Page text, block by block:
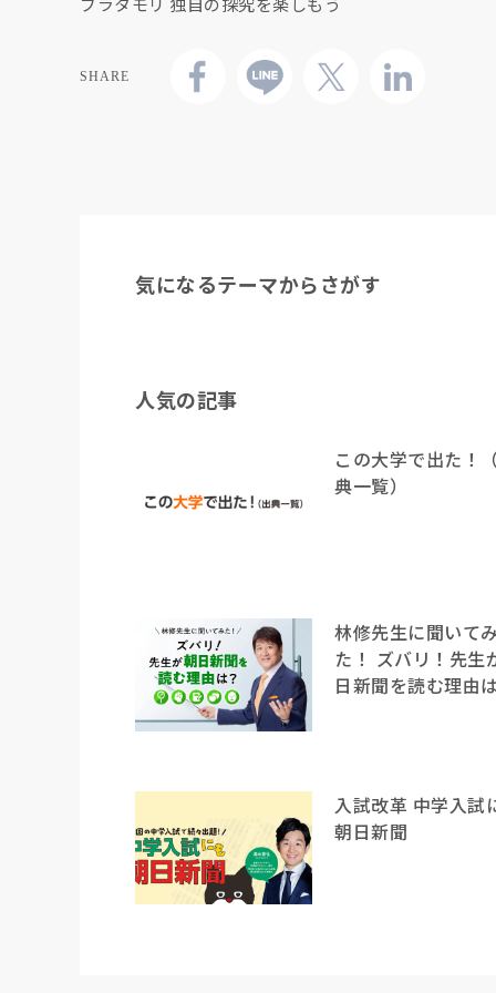
SHARE
気になるテーマからさがす
人気の記事
この大学で出た！
典一覧）
林修先生に聞いて
た！ ズバリ！先生
日新聞を読む理由
入試改革 中学入試
朝日新聞